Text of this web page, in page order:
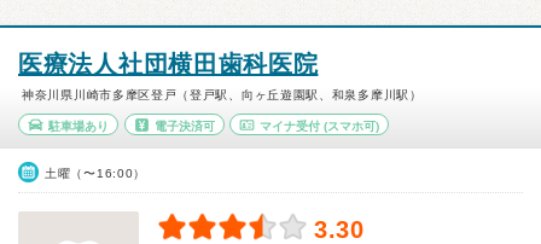
医療法人社団横田歯科医院
神奈川県川崎市多摩区登戸（登戸駅、向ヶ丘遊園駅、和泉多摩川駅）
駐車場あり 電子決済可 マイナ受付 (スマホ可)
土曜（〜16:00）
3.30